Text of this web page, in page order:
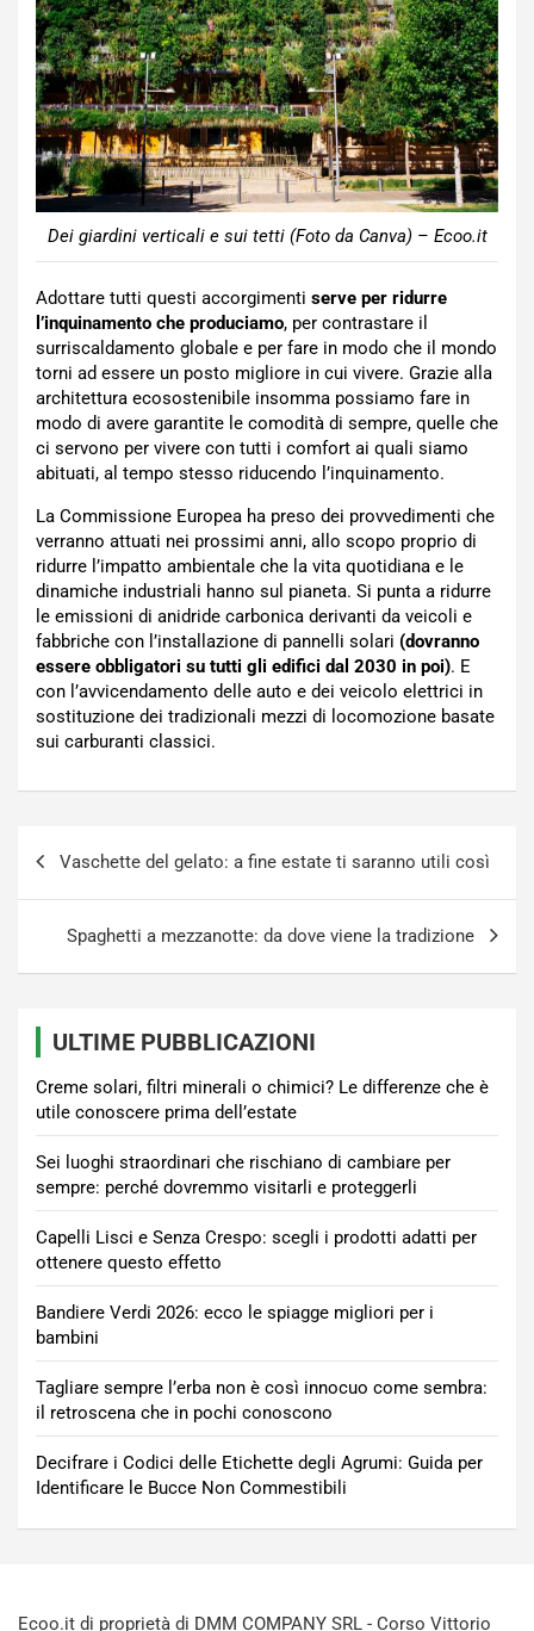
Dei giardini verticali e sui tetti (Foto da Canva) – Ecoo.it
Adottare tutti questi accorgimenti serve per ridurre
l’inquinamento che produciamo, per contrastare il
surriscaldamento globale e per fare in modo che il mondo
torni ad essere un posto migliore in cui vivere. Grazie alla
architettura ecosostenibile insomma possiamo fare in
modo di avere garantite le comodità di sempre, quelle che
ci servono per vivere con tutti i comfort ai quali siamo
abituati, al tempo stesso riducendo l’inquinamento.
La Commissione Europea ha preso dei provvedimenti che
verranno attuati nei prossimi anni, allo scopo proprio di
ridurre l’impatto ambientale che la vita quotidiana e le
dinamiche industriali hanno sul pianeta. Si punta a ridurre
le emissioni di anidride carbonica derivanti da veicoli e
fabbriche con l’installazione di pannelli solari (dovranno
essere obbligatori su tutti gli edifici dal 2030 in poi). E
con l’avvicendamento delle auto e dei veicolo elettrici in
sostituzione dei tradizionali mezzi di locomozione basate
sui carburanti classici.
Vaschette del gelato: a fine estate ti saranno utili così
Spaghetti a mezzanotte: da dove viene la tradizione
ULTIME PUBBLICAZIONI
Creme solari, filtri minerali o chimici? Le differenze che è
utile conoscere prima dell’estate
Sei luoghi straordinari che rischiano di cambiare per
sempre: perché dovremmo visitarli e proteggerli
Capelli Lisci e Senza Crespo: scegli i prodotti adatti per
ottenere questo effetto
Bandiere Verdi 2026: ecco le spiagge migliori per i
bambini
Tagliare sempre l’erba non è così innocuo come sembra:
il retroscena che in pochi conoscono
Decifrare i Codici delle Etichette degli Agrumi: Guida per
Identificare le Bucce Non Commestibili
Ecoo.it di proprietà di DMM COMPANY SRL - Corso Vittorio